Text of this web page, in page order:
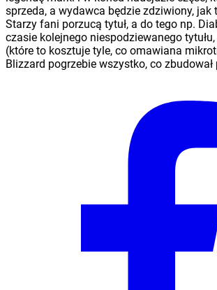
sprzeda, a wydawca będzie zdziwiony, jak
Starzy fani porzucą tytuł, a do tego np.
czasie kolejnego niespodziewanego
(które to kosztuje tyle, co omawiana
Blizzard pogrzebie wszystko, co zbudował